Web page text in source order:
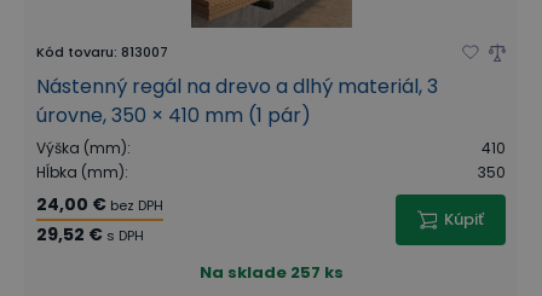
Kód tovaru: 813007
Nástenný regál na drevo a dlhý materiál, 3
úrovne, 350 × 410 mm (1 pár)
Výška (mm):
410
Hĺbka (mm): 350
24,00 € bez DPH
29,52 € s DPH
Kúpiť
Na sklade 257 ks